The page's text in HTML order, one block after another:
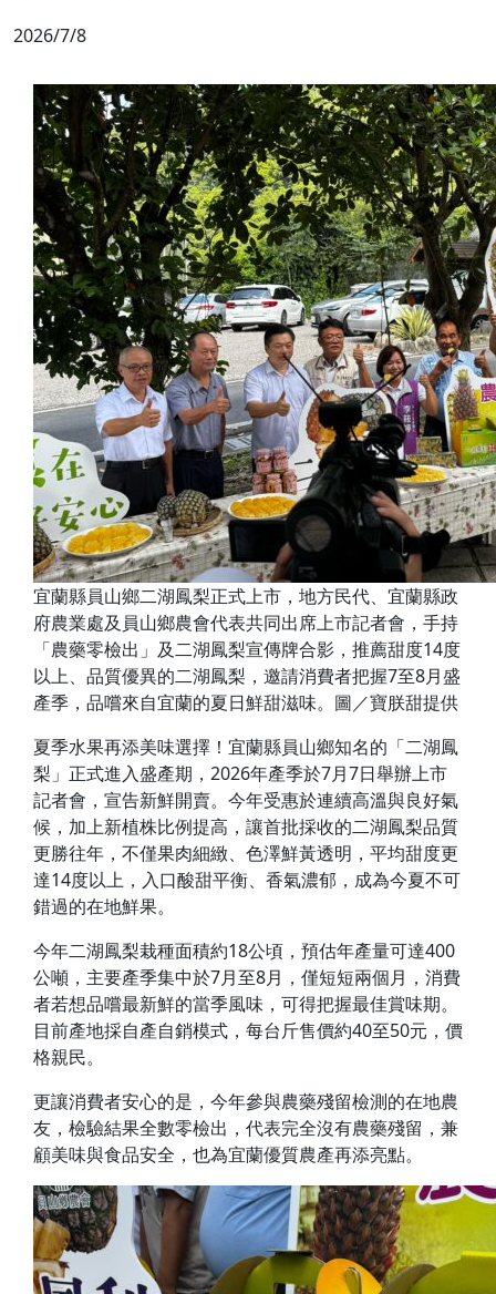
2026/7/8
宜蘭縣員山鄉二湖鳳梨正式上市，地方民代、宜蘭縣政
府農業處及員山鄉農會代表共同出席上市記者會，手持
「農藥零檢出」及二湖鳳梨宣傳牌合影，推薦甜度14度
以上、品質優異的二湖鳳梨，邀請消費者把握7至8月盛
產季，品嚐來自宜蘭的夏日鮮甜滋味。圖／寶朕甜提供
夏季水果再添美味選擇！宜蘭縣員山鄉知名的「二湖鳳
梨」正式進入盛產期，2026年產季於7月7日舉辦上市
記者會，宣告新鮮開賣。今年受惠於連續高溫與良好氣
候，加上新植株比例提高，讓首批採收的二湖鳳梨品質
更勝往年，不僅果肉細緻、色澤鮮黃透明，平均甜度更
達14度以上，入口酸甜平衡、香氣濃郁，成為今夏不可
錯過的在地鮮果。
今年二湖鳳梨栽種面積約18公頃，預估年產量可達400
公噸，主要產季集中於7月至8月，僅短短兩個月，消費
者若想品嚐最新鮮的當季風味，可得把握最佳賞味期。
目前產地採自產自銷模式，每台斤售價約40至50元，價
格親民。
更讓消費者安心的是，今年參與農藥殘留檢測的在地農
友，檢驗結果全數零檢出，代表完全沒有農藥殘留，兼
顧美味與食品安全，也為宜蘭優質農產再添亮點。